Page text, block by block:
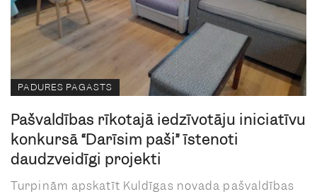
PADURES PAGASTS
Pašvaldības rīkotajā iedzīvotāju iniciatīvu
konkursā “Darīsim paši” īstenoti
daudzveidīgi projekti
Turpinām apskatīt Kuldīgas novada pašvaldības